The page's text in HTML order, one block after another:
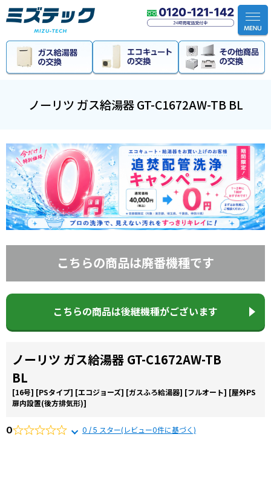
ホーム>ガス給湯器 ノーリツ ガス給湯器 GT-C1672AW-
ノーリツ ガス給湯器 GT-C1672AW-TB BL
こちらの商品は廃番機種です
こちらの商品は後継機種がございます
ノーリツ ガス給湯器 GT-C1672AW-TB
BL
[16号] [PSタイプ] [エコジョーズ] [ガスふろ給湯器] [フルオート] [屋外PS
扉内設置(後方排気形)]
0 0 / 5 スター(レビュー0件に基づく)